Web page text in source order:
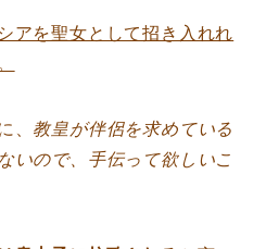
アを聖女として招き入れれ
、 教皇が伴侶を求めている
いので、手伝って欲しいこ